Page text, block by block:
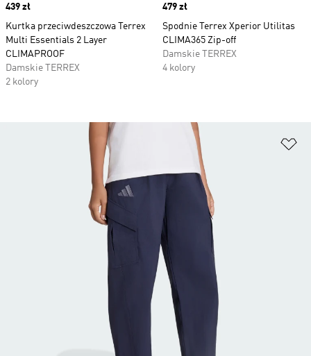
Price
439 zł
Kurtka przeciwdeszczowa Terrex
Multi Essentials 2 Layer
CLIMAPROOF
Damskie TERREX
2 kolory
Price
479 zł
Spodnie Terrex Xperior Utilitas
CLIMA365 Zip-off
Damskie TERREX
4 kolory